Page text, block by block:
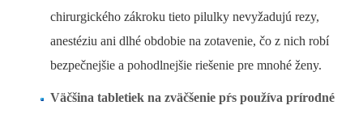
chirurgického zákroku tieto pilulky nevyžadujú rezy,
anestéziu ani dlhé obdobie na zotavenie, čo z nich robí
bezpečnejšie a pohodlnejšie riešenie pre mnohé ženy.
Väčšina tabletiek na zväčšenie pŕs používa prírodné